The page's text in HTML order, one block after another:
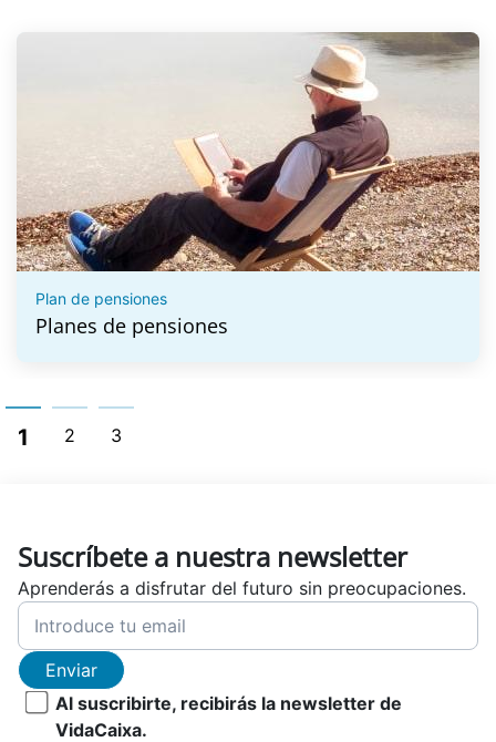
Plan de pensiones
Planes de pensiones
1 2 3
Suscríbete a nuestra newsletter
Aprenderás a disfrutar del futuro sin preocupaciones.
Enviar
Al suscribirte, recibirás la newsletter de
VidaCaixa.